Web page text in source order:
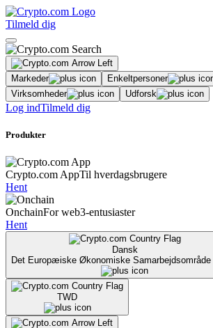
Tilmeld dig
Markeder
Enkeltpersoner
Virksomheder
Udforsk
Log indTilmeld dig
Produkter
Crypto.com AppTil hverdagsbrugere
Hent
OnchainFor web3-entusiaster
Hent
Dansk
Det Europæiske Økonomiske Samarbejdsområde
TWD